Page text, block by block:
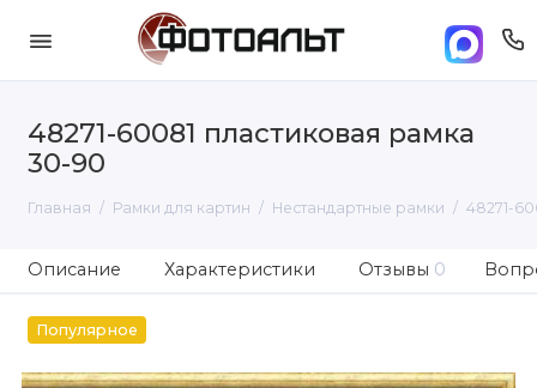
48271-60081 пластиковая рамка
30-90
Главная Рамки для картин Нестандартные рамки 48271-
Описание Характеристики Отзывы 0
Популярное